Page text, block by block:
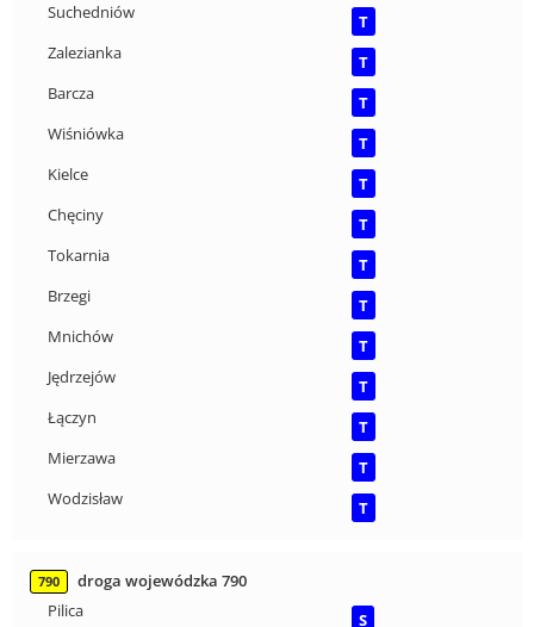
Suchedniów
T
Zalezianka
T
Barcza
T
Wiśniówka
T
Kielce
T
Chęciny
T
Tokarnia
T
Brzegi
T
Mnichów
T
Jędrzejów
T
Łączyn
T
Mierzawa
T
Wodzisław
T
790
droga wojewódzka 790
Pilica
S